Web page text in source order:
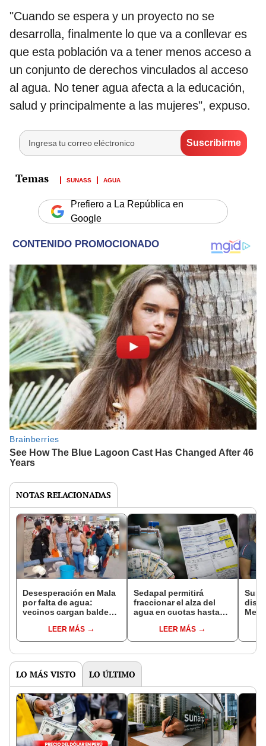
"Cuando se espera y un proyecto no se
desarrolla, finalmente lo que va a conllevar es
que esta población va a tener menos acceso a
un conjunto de derechos vinculados al acceso
al agua. No tener agua afecta a la educación,
salud y principalmente a las mujeres", expuso.
SUNASS AGUA
Prefiero a La República en
Google
NOTAS RELACIONADAS
Desesperación en Mala
por falta de agua:
vecinos cargan baldes y
potablesLEER MÁS
Sedapal permitirá
fraccionar el alza del
agua en cuotas hasta
GobiernoLEER MÁS
las
LO MÁS VISTO LO ÚLTIMO